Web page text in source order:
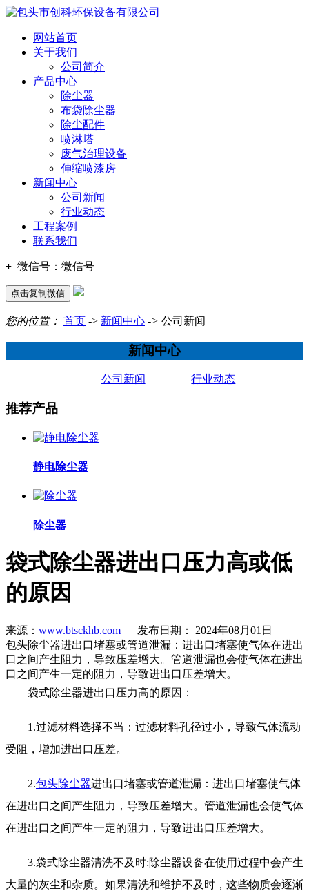
网站首页
关于我们
公司简介
产品中心
除尘器
布袋除尘器
除尘配件
喷淋塔
废气治理设备
伸缩喷漆房
新闻中心
公司新闻
行业动态
工程案例
联系我们
+ 微信号： 微信号
点击复制微信
您的位置： 首页 -> 新闻中心 -> 公司新闻
新闻中心
公司新闻 行业动态
推荐产品
静电除尘器
除尘器
袋式除尘器进出口压力高或低
的原因
来源： www.btsckhb.com 发布日期： 2024年08月01日
包头除尘器进出口堵塞或管道泄漏：进出口堵塞使气体在进出
口之间产生阻力，导致压差增大。管道泄漏也会使气体在进出
口之间产生一定的阻力，导致进出口压差增大。
袋式除尘器进出口压力高的原因：
1.过滤材料选择不当：过滤材料孔径过小，导致气体流动
受阻，增加进出口压差。
2.包头除尘器进出口堵塞或管道泄漏：进出口堵塞使气体
在进出口之间产生阻力，导致压差增大。管道泄漏也会使气体
在进出口之间产生一定的阻力，导致进出口压差增大。
3.袋式除尘器清洗不及时:除尘器设备在使用过程中会产生
大量的灰尘和杂质。如果清洗和维护不及时，这些物质会逐渐